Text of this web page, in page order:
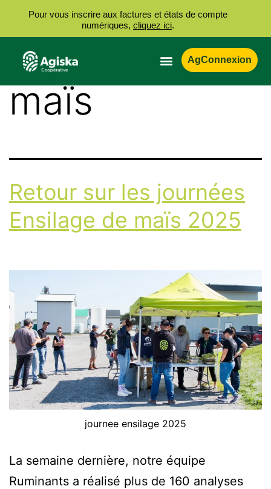
AgConnexion
Étiquette :
maïs
Retour sur les journées
Ensilage de maïs 2025
journee ensilage 2025
La semaine dernière, notre équipe
Ruminants a réalisé plus de 160 analyses
Pour vous inscrire aux factures et états de compte
numériques, cliquez ici.